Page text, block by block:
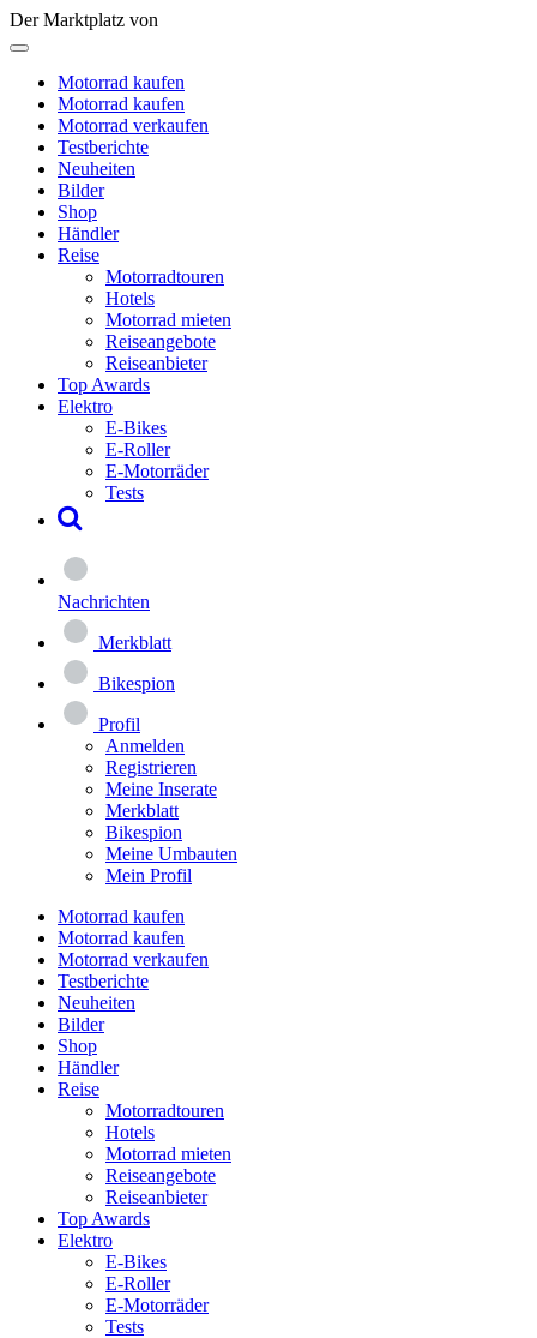
Der Marktplatz von
Motorrad kaufen
Motorrad kaufen
Motorrad verkaufen
Testberichte
Neuheiten
Bilder
Shop
Händler
Reise
Motorradtouren
Hotels
Motorrad mieten
Reiseangebote
Reiseanbieter
Top Awards
Elektro
E-Bikes
E-Roller
E-Motorräder
Tests
Nachrichten
Merkblatt
Bikespion
Profil
Anmelden
Registrieren
Meine Inserate
Merkblatt
Bikespion
Meine Umbauten
Mein Profil
Motorrad kaufen
Motorrad kaufen
Motorrad verkaufen
Testberichte
Neuheiten
Bilder
Shop
Händler
Reise
Motorradtouren
Hotels
Motorrad mieten
Reiseangebote
Reiseanbieter
Top Awards
Elektro
E-Bikes
E-Roller
E-Motorräder
Tests